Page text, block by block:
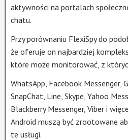
aktywności na portalach
chatu.
Przy porównaniu FlexiSpy do
że oferuje on najbardziej
które może monitorować, z
WhatsApp, Facebook Messenger,
SnapChat, Line, Skype, Yahoo
Blackberry Messenger, Viber i
Android muszą być zrootowane
te usługi.